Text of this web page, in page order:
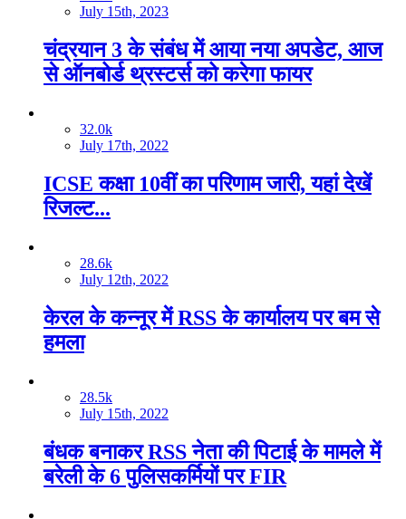
July 15th, 2023
चंद्रयान 3 के संबंध में आया नया अपडेट, आज
से ऑनबोर्ड थ्रस्टर्स को करेगा फायर
32.0k
July 17th, 2022
ICSE कक्षा 10वीं का परिणाम जारी, यहां देखें
रिजल्‍ट...
28.6k
July 12th, 2022
केरल के कन्नूर में RSS के कार्यालय पर बम से
हमला
28.5k
July 15th, 2022
बंधक बनाकर RSS नेता की पिटाई के मामले में
बरेली के 6 पुलिसकर्मियों पर FIR